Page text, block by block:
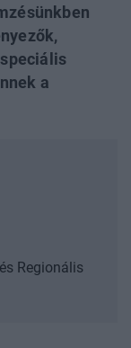
a
Regionális